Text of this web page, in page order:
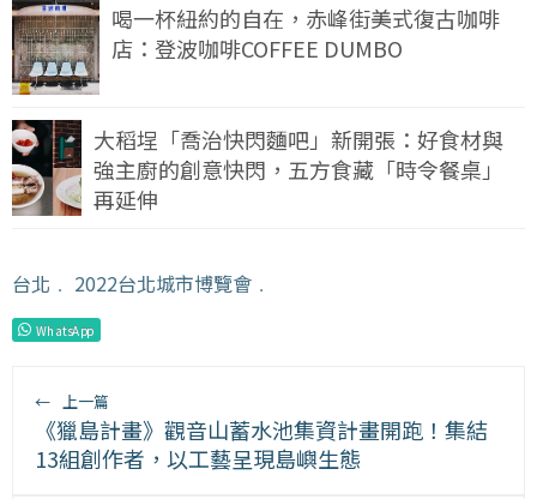
喝一杯紐約的自在，赤峰街美式復古咖啡
店：登波咖啡COFFEE DUMBO
大稻埕「喬治快閃麵吧」新開張：好食材與
強主廚的創意快閃，五方食藏「時令餐桌」
再延伸
台北 ﹒ 2022台北城市博覽會 ﹒
WhatsApp
← 上一篇
《獵島計畫》觀音山蓄水池集資計畫開跑！集結
13組創作者，以工藝呈現島嶼生態